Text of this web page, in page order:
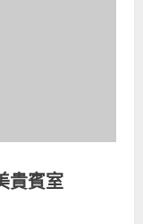
貴賓室